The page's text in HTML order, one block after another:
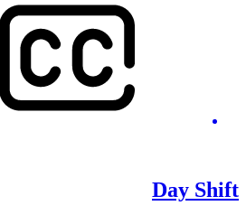
Day Shift